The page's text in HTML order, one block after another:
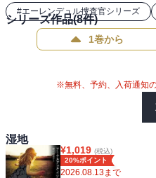
#エーレンデュル捜査官シリーズ
シリーズ作品(8件)
1巻から
※無料、予約、入荷通知
湿地
¥1,019 (税込)
20%ポイント
2026.08.13まで